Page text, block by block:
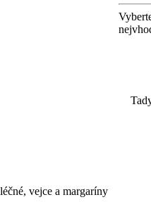
vejce a margaríny